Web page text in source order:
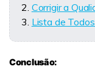
2. Corrigir a
3. Lista de
Conclusão: